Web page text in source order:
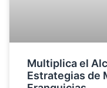
Multiplica el
Estrategias de